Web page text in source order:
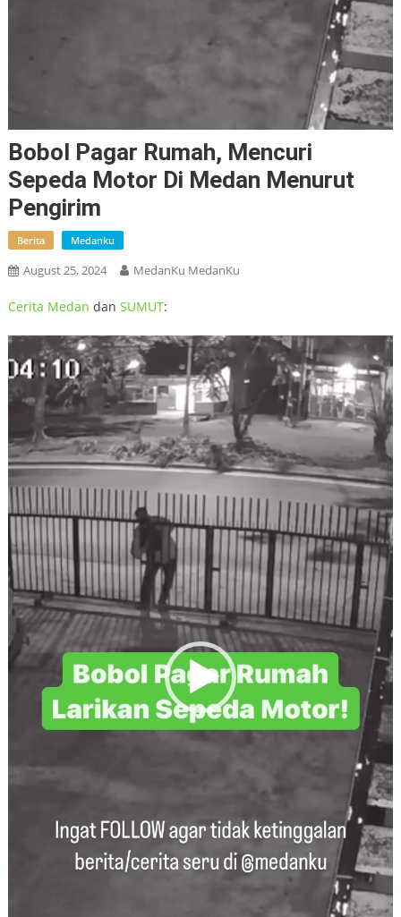
Bobol Pagar Rumah, Mencuri
Sepeda Motor Di Medan Menurut
Pengirim
Berita Medanku
August 25, 2024 MedanKu MedanKu
Cerita Medan dan SUMUT:
Video
Player